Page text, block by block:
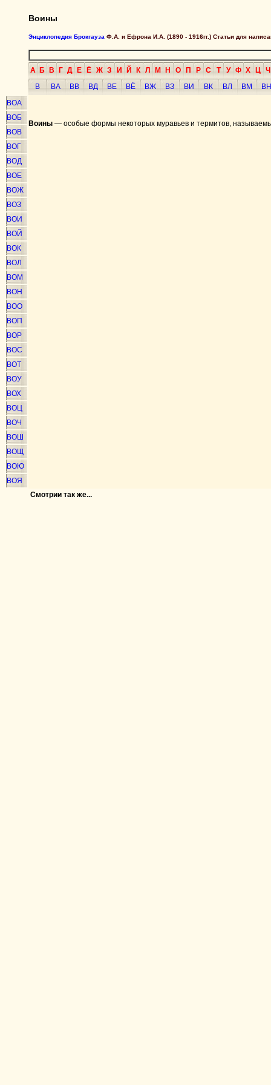
Воины
Энциклопедия Брокгауза Ф.А. и Ефрона И.А. (1890 - 1916гг.) Статьи для
А Б В Г Д Е Ё Ж З И Й К Л М Н О П Р С Т У Ф Х Ц Ч
В
ВА ВВ ВД ВЕ ВЁ ВЖ ВЗ ВИ ВК ВЛ ВМ
ВН
ВОА
ВОБ
ВОВ
ВОГ
ВОД
ВОЕ
ВОЖ
ВОЗ
ВОИ
ВОЙ
ВОК
ВОЛ
ВОМ
ВОН
ВОО
ВОП
ВОР
ВОС
ВОТ
ВОУ
ВОХ
ВОЦ
ВОЧ
ВОШ
ВОЩ
ВОЮ
ВОЯ
Воины — особые формы некоторых муравьев и термитов,
Смотрии так же...